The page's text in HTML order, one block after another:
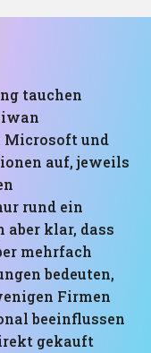
tauchen
Microsoft und
auf, jeweils
rund ein
aber klar, dass
mehrfach
bedeuten,
Firmen
beeinflussen
gekauft